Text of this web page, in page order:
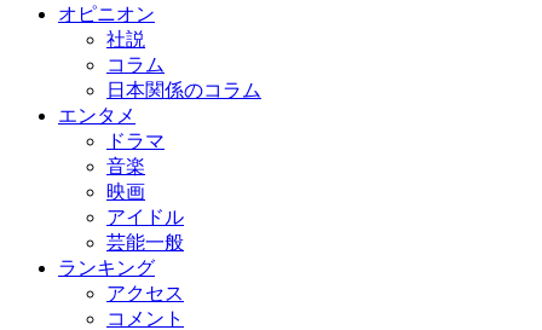
オピニオン
社説
コラム
日本関係のコラム
エンタメ
ドラマ
音楽
映画
アイドル
芸能一般
ランキング
アクセス
コメント